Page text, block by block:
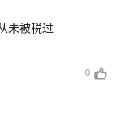
未被税过
0